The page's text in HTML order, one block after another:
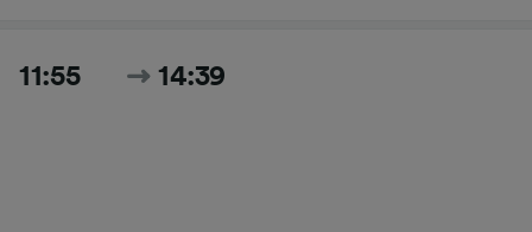
11:55 14:39